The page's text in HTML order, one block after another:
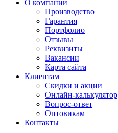
О компании
Производство
Гарантия
Портфолио
Отзывы
Реквизиты
Вакансии
Карта сайта
Клиентам
Скидки и акции
Онлайн-калькулятор
Вопрос-ответ
Оптовикам
Контакты